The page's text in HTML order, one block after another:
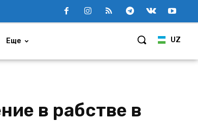
UZ
Еще
в рабстве в